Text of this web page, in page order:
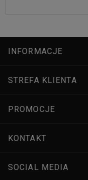
INFORMACJE
STREFA KLIENTA
PROMOCJE
KONTAKT
SOCIAL MEDIA